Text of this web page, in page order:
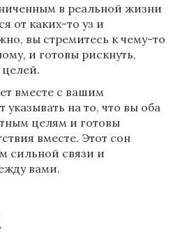
в реальной жизни
от каких-то уз и
вы стремитесь к чему-то
и готовы рискнуть,
вместе с вашим
на то, что вы оба
целям и готовы
вместе. Этот сон
сильной связи и
вами.